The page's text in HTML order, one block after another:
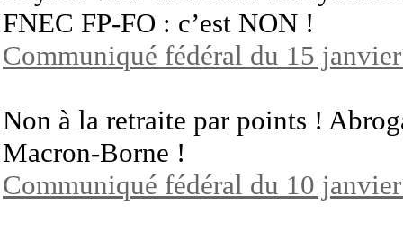
FNEC FP-FO : c’est NON !
Communiqué fédéral du 15
Non à la retraite par points !
Macron-Borne !
Communiqué fédéral du 10